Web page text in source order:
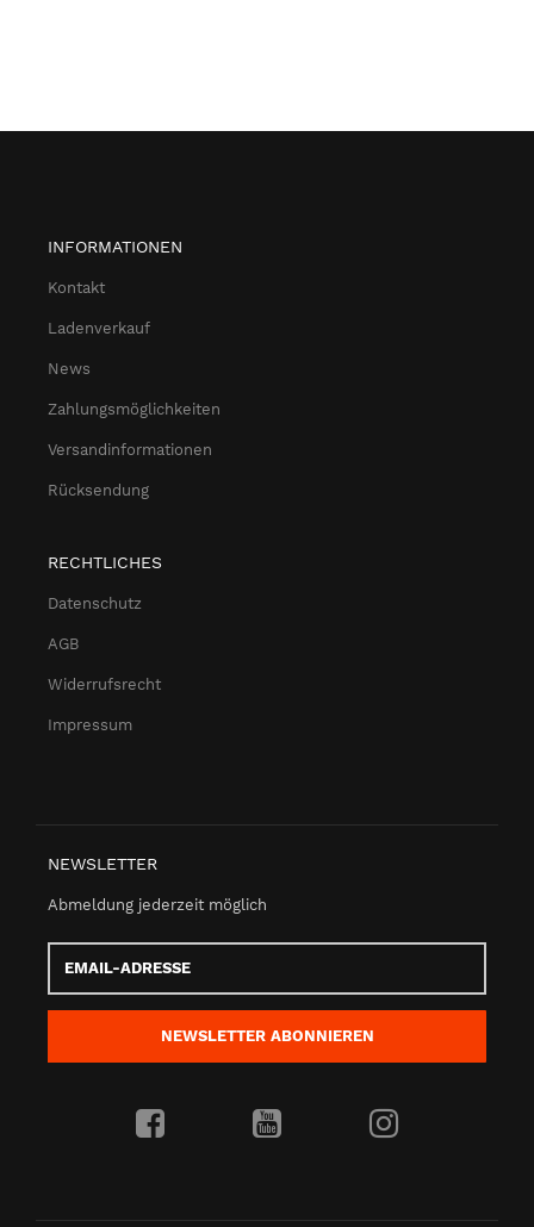
INFORMATIONEN
Kontakt
Ladenverkauf
News
Zahlungsmöglichkeiten
Versandinformationen
Rücksendung
RECHTLICHES
Datenschutz
AGB
Widerrufsrecht
Impressum
NEWSLETTER
Abmeldung jederzeit möglich
Adresse
NEWSLETTER ABONNIEREN